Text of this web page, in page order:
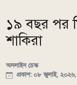
১৯ বছর পর
শাকিরা
অনলাইন ডেস্ক
প্রকাশ: ০৮ জুলাই,